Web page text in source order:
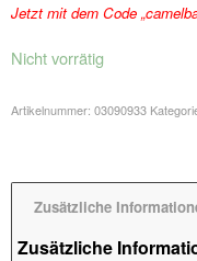
Jetzt mit dem Code
Nicht vorrätig
Artikelnummer:03090933
Zusätzliche
Zusätzliche